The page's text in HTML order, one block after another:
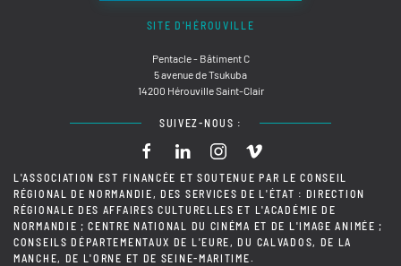
SITE D'HÉROUVILLE
Pentacle - Bâtiment C
5 avenue de Tsukuba
14200 Hérouville Saint-Clair
SUIVEZ-NOUS :
L'ASSOCIATION EST FINANCÉE ET SOUTENUE PAR LE CONSEIL
RÉGIONAL DE NORMANDIE, DES SERVICES DE L'ÉTAT : DIRECTION
RÉGIONALE DES AFFAIRES CULTURELLES ET L'ACADÉMIE DE
NORMANDIE ; CENTRE NATIONAL DU CINÉMA ET DE L'IMAGE ANIMÉE ;
CONSEILS DÉPARTEMENTAUX DE L'EURE, DU CALVADOS, DE LA
MANCHE, DE L'ORNE ET DE SEINE-MARITIME.